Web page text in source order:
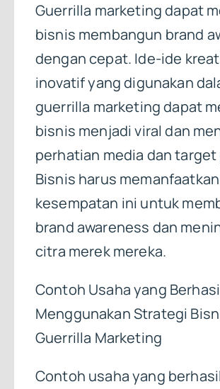
Guerrilla marketing dapat
bisnis membangun brand
dengan cepat. Ide-ide
inovatif yang digunakan
guerrilla marketing dapat
bisnis menjadi viral dan
perhatian media dan target
Bisnis harus memanfaatkan
kesempatan ini untuk
brand awareness dan
citra merek mereka.
Contoh Usaha yang
Menggunakan Strategi
Guerrilla Marketing
Contoh usaha yang berhasil